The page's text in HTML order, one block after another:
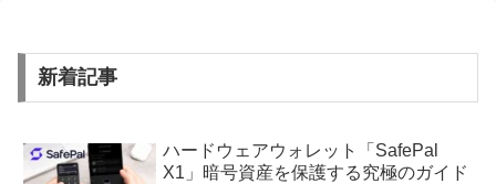
新着記事
ハードウェアウォレット「SafePal
X1」暗号資産を保護する究極のガイド